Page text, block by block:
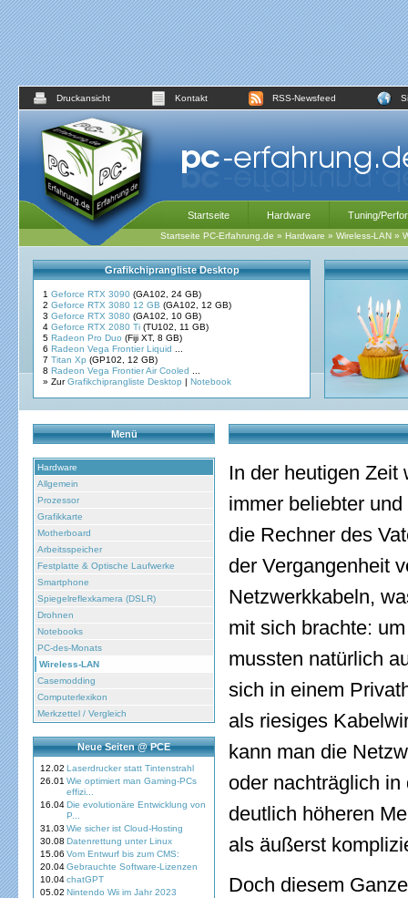
Druckansicht Kontakt RSS-Newsfeed
Startseite Hardware Tuning/
Startseite PC-Erfahrung.de » Hardware » Wireless-LAN »
Grafikchiprangliste Desktop
1 Geforce RTX 3090 (GA102, 24 GB)
2 Geforce RTX 3080 12 GB (GA102, 12 GB)
3 Geforce RTX 3080 (GA102, 10 GB)
4 Geforce RTX 2080 Ti (TU102, 11 GB)
5 Radeon Pro Duo (Fiji XT, 8 GB)
6 Radeon Vega Frontier Liquid
7 Titan Xp (GP102, 12 GB)
8 Radeon Vega Frontier Air Cooled
» ZurGrafikchiprangliste Desktop | Notebook
Menü
Hardware
Allgemein
Prozessor
Grafikkarte
Motherboard
Arbeitsspeicher
Festplatte & Optische Laufwerke
Smartphone
Spiegelreflexkamera (DSLR)
Drohnen
Notebooks
PC-des-Monats
Wireless-LAN
Casemodding
Computerlexikon
Merkzettel / Vergleich
Neue Seiten @ PCE
12.02 Laserdrucker statt Tintenstrahl
26.01 Wie optimiert man Gaming-PCs
effizi...
16.04Die evolutionäre Entwicklung von
P...
31.03 Wie sicher ist Cloud-Hosting
30.08 Datenrettung unter Linux
15.06 Vom Entwurf bis zum CMS:
20.04Gebrauchte Software-Lizenzen
10.04chatGPT
05.02 Nintendo Wii im Jahr 2023
In der heutigen Zeit
immer beliebter
die Rechner des
der Vergangenheit
Netzwerkkabeln,
mit sich brachte:
mussten natürlich
sich in einem
als riesiges
kann man die
oder nachträglich
deutlich höheren
als äußerst
Doch diesem